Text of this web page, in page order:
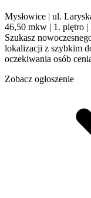
Mysłowice | ul.
46,50 mkw | 1. piętro |
Szukasz
lokalizacji z szybkim
oczekiwania osób
Zobacz ogłoszenie